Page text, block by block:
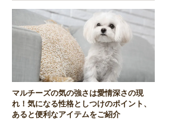
マルチーズの気の強さは愛情深さの現
れ！気になる性格としつけのポイント、
あると便利なアイテムをご紹介